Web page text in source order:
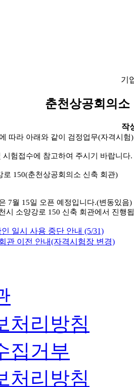
기
춘천상공회의소
작
따라 아래와 같이 검정업무(자격시
험접수에 참고하여 주시기 바랍니다.
로 150(춘천상공회의소 신축 회관)
7월 15일 오픈 예정입니다.(변동있음)
시 소양강로 150 신축 회관에서 진행
일시 사용 중단 안내 (5/31)
관 이전 안내(자격시험장 변경)
처리방침
집거부
처리방침